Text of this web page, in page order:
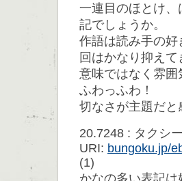
一連目のほとけ
記でしょうか。
作語は読み手の
回はかなり抑えて
意味ではなく雰
ふわっふわ！
切なさが主題だと
20.7248 : タク
URI: bungoku.jp/
(1)